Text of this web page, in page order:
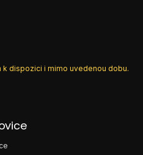
dispozici i mimo uvedenou dobu.